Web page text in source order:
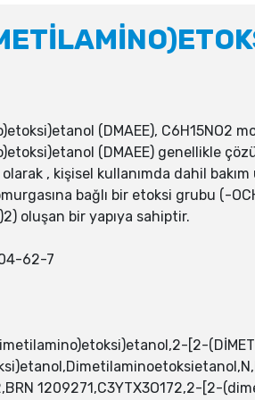
(DMAEE), C6H15NO2
(DMAEE) genellikle
, kişisel kullanımda dahil
bağlı bir etoksi grubu (-
oluşan bir yapıya sahiptir.
62-7
[2-
1209271,C3YTX3O172,2-[2-